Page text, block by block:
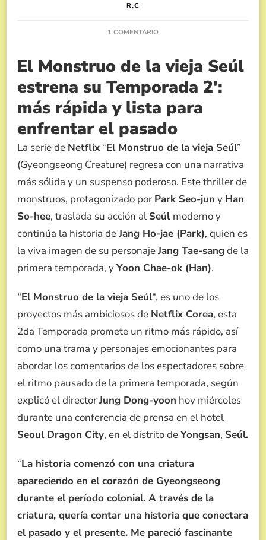
R.C
1 COMENTARIOEN
DE
VIEJA
TEMPORADA
El Monstruo de la vieja Seúl
estrena su Temporada 2′:
más rápida y lista para
enfrentar el pasado
La serie de Netflix “El Monstruo de la vieja Seúl”
(Gyeongseong Creature) regresa con una narrativa
más sólida y un suspenso poderoso. Este thriller de
monstruos, protagonizado por Park Seo-jun y Han
So-hee, traslada su acción al Seúl moderno y
continúa la historia deJang Ho-jae (Park), quien es
la viva imagen de su personajeJang Tae-sangde la
primera temporada, yYoon Chae-ok (Han).
“El Monstruo de la vieja Seúl“, es uno de los
proyectos más ambiciosos de Netflix Corea, esta
2da Temporada promete un ritmo más rápido, así
como una trama y personajes emocionantes para
abordar los comentarios de los espectadores sobre
el ritmo pausado de la primera temporada, según
explicó el directorJung Dong-yoon hoy miércoles
durante una conferencia de prensa en el hotel
Seoul Dragon City, en el distrito deYongsan, Seúl.
“La historia comenzó con una criatura
apareciendo en el corazón de Gyeongseong
durante el período colonial. A través de la
criatura, quería contar una historia que conectara
el pasado y el presente. Me pareció fascinante